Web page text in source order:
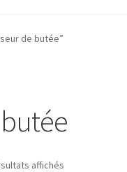
de butée”
affichés